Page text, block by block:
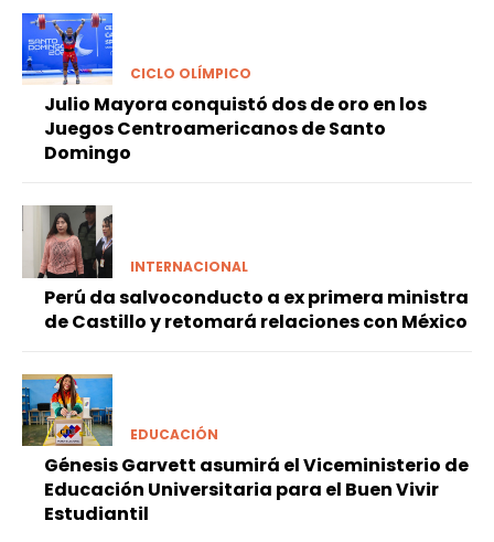
CICLO OLÍMPICO
Julio Mayora conquistó dos de oro en los
Juegos Centroamericanos de Santo
Domingo
INTERNACIONAL
Perú da salvoconducto a ex primera ministra
de Castillo y retomará relaciones con México
EDUCACIÓN
Génesis Garvett asumirá el Viceministerio de
Educación Universitaria para el Buen Vivir
Estudiantil